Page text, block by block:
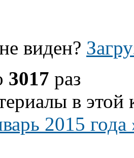
виден?
3017 раз
в этой
2015 года